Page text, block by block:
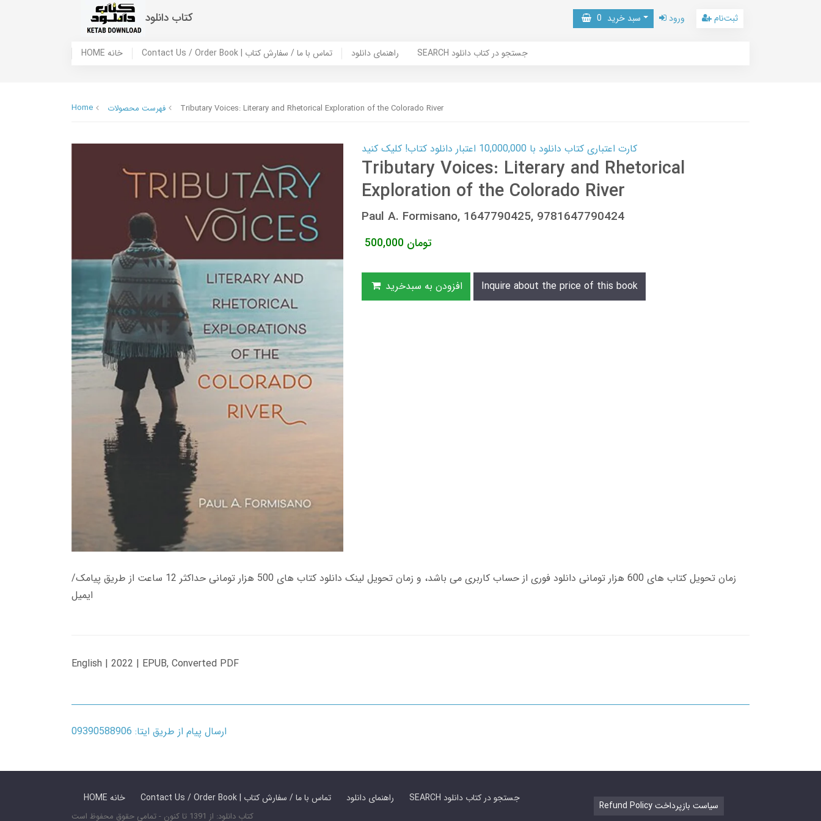
کتاب دانلود سبد خرید 0 ورود ثبت‌نام
HOME خانه Contact Us / Order Book | تماس با ما / سفارش کتاب راهنمای دانلود SEARCH جستجو در کتاب دانلود
Home فهرست محصولات Tributary Voices: Literary and Rhetorical Exploration of the Colorado River
کارت اعتباری کتاب دانلود با 10,000,000 اعتبار دانلود کتاب! کلیک کنید
Tributary Voices: Literary and Rhetorical
Exploration of the Colorado River
Paul A. Formisano, 1647790425, 9781647790424
500,000 تومان
افزودن به سبدخرید Inquire about the price of this book
زمان تحویل کتاب های 600 هزار تومانی دانلود فوری از حساب کاربری می باشد، و زمان تحویل لینک دانلود کتاب های 500 هزار تومانی حداکثر 12 ساعت از طریق پیامک/
ایمیل
English | 2022 | EPUB, Converted PDF
ارسال پیام از طریق ایتا: 09390588906
HOME خانه Contact Us / Order Book | تماس با ما / سفارش کتاب راهنمای دانلود SEARCH جستجو در کتاب دانلود
کتاب دانلود: از 1391 تا کنون - تمامی حقوق محفوظ است
Refund Policy سیاست بازپرداخت